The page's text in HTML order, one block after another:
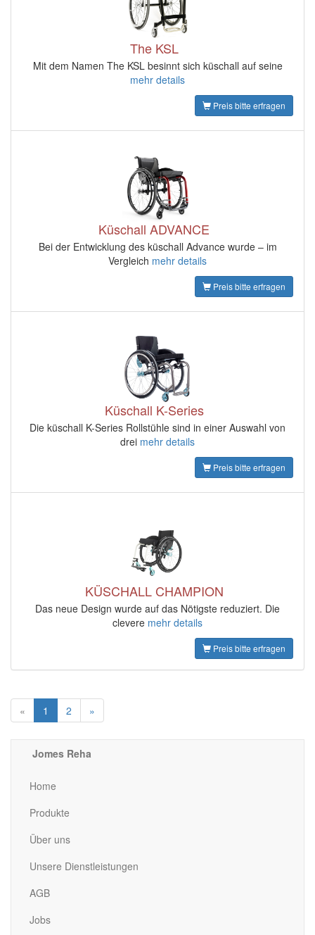
The KSL
Mit dem Namen The KSL besinnt sich küschall auf seine
mehr details
Preis bitte erfragen
Küschall ADVANCE
Bei der Entwicklung des küschall Advance wurde – im
Vergleich mehr details
Preis bitte erfragen
Küschall K-Series
Die küschall K-Series Rollstühle sind in einer Auswahl von
drei mehr details
Preis bitte erfragen
KÜSCHALL CHAMPION
Das neue Design wurde auf das Nötigste reduziert. Die
clevere mehr details
Preis bitte erfragen
« 1 2 »
Jomes Reha
Home
Produkte
Über uns
Unsere Dienstleistungen
AGB
Jobs